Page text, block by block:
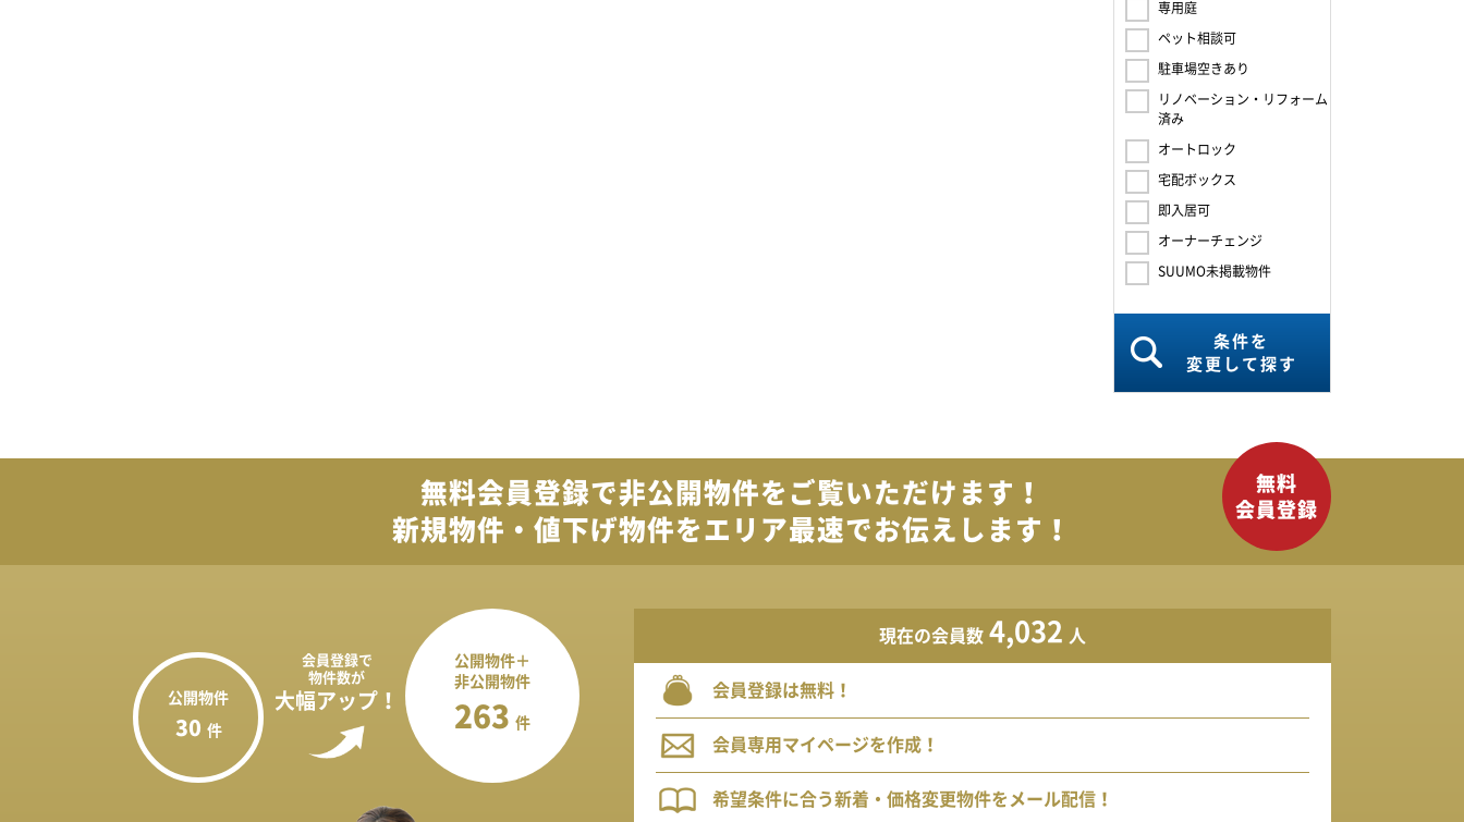
専用庭
ペット相談可
駐車場空きあり
リノベーション・リフォーム
済み
オートロック
宅配ボックス
即入居可
オーナーチェンジ
SUUMO未掲載物件
条件を
変更して探す
無料会員登録で非公開物件を ご覧いただけます！
新規物件・値下げ物件をエリア最速でお伝えします！
会員登録で
物件数が
大幅アップ！
公開物件
30 件
公開物件＋
非公開物件
263 件
現在の会員数 4,032 人
会員登録は無料！
会員専用マイページを作成！
希望条件に合う新着・価格変更物件をメール配信！